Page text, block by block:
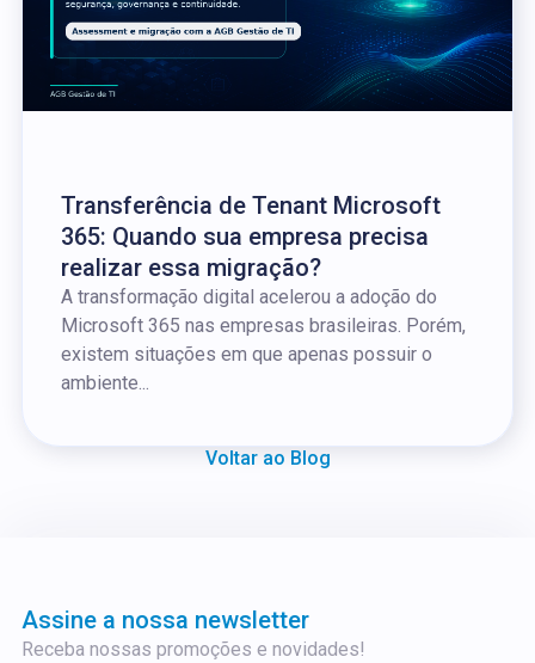
Transferência de Tenant Microsoft
365: Quando sua empresa precisa
realizar essa migração?
A transformação digital acelerou a adoção do
Microsoft 365 nas empresas brasileiras. Porém,
existem situações em que apenas possuir o
ambiente...
Voltar ao Blog
Assine a nossa newsletter
Receba nossas promoções e novidades!